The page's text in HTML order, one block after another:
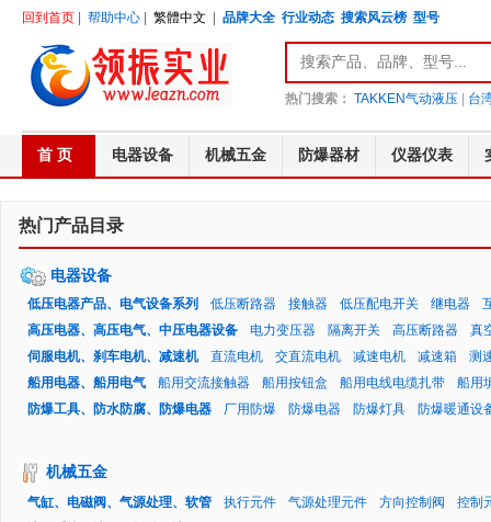
回到首页 帮助中心 繁體中文 品牌大全 行业动态 搜索风云榜 型号
热门搜索： TAKKEN气动液压 台
首 页 电器设备 机械五金 防爆器材 仪器仪表
热门产品目录
电器设备
低压电器产品、电气设备系列 低压断路器 接触器 低压配电开关 继电器
高压电器、高压电气、中压电器设备
电力变压器 隔离开关 高压断路器
真
伺服电机、刹车电机、减速机
直流电机 交直流电机 减速电机 减速箱
测
船用电器、船用电气
船用交流接触器 船用按钮盒 船用电线电缆扎带
船用
防爆工具、防水防腐、防爆电器
厂用防爆 防爆电器 防爆灯具 防爆暖通设
机械五金
气缸、电磁阀、气源处理、软管 执行元件 气源处理元件 方向控制阀
控制